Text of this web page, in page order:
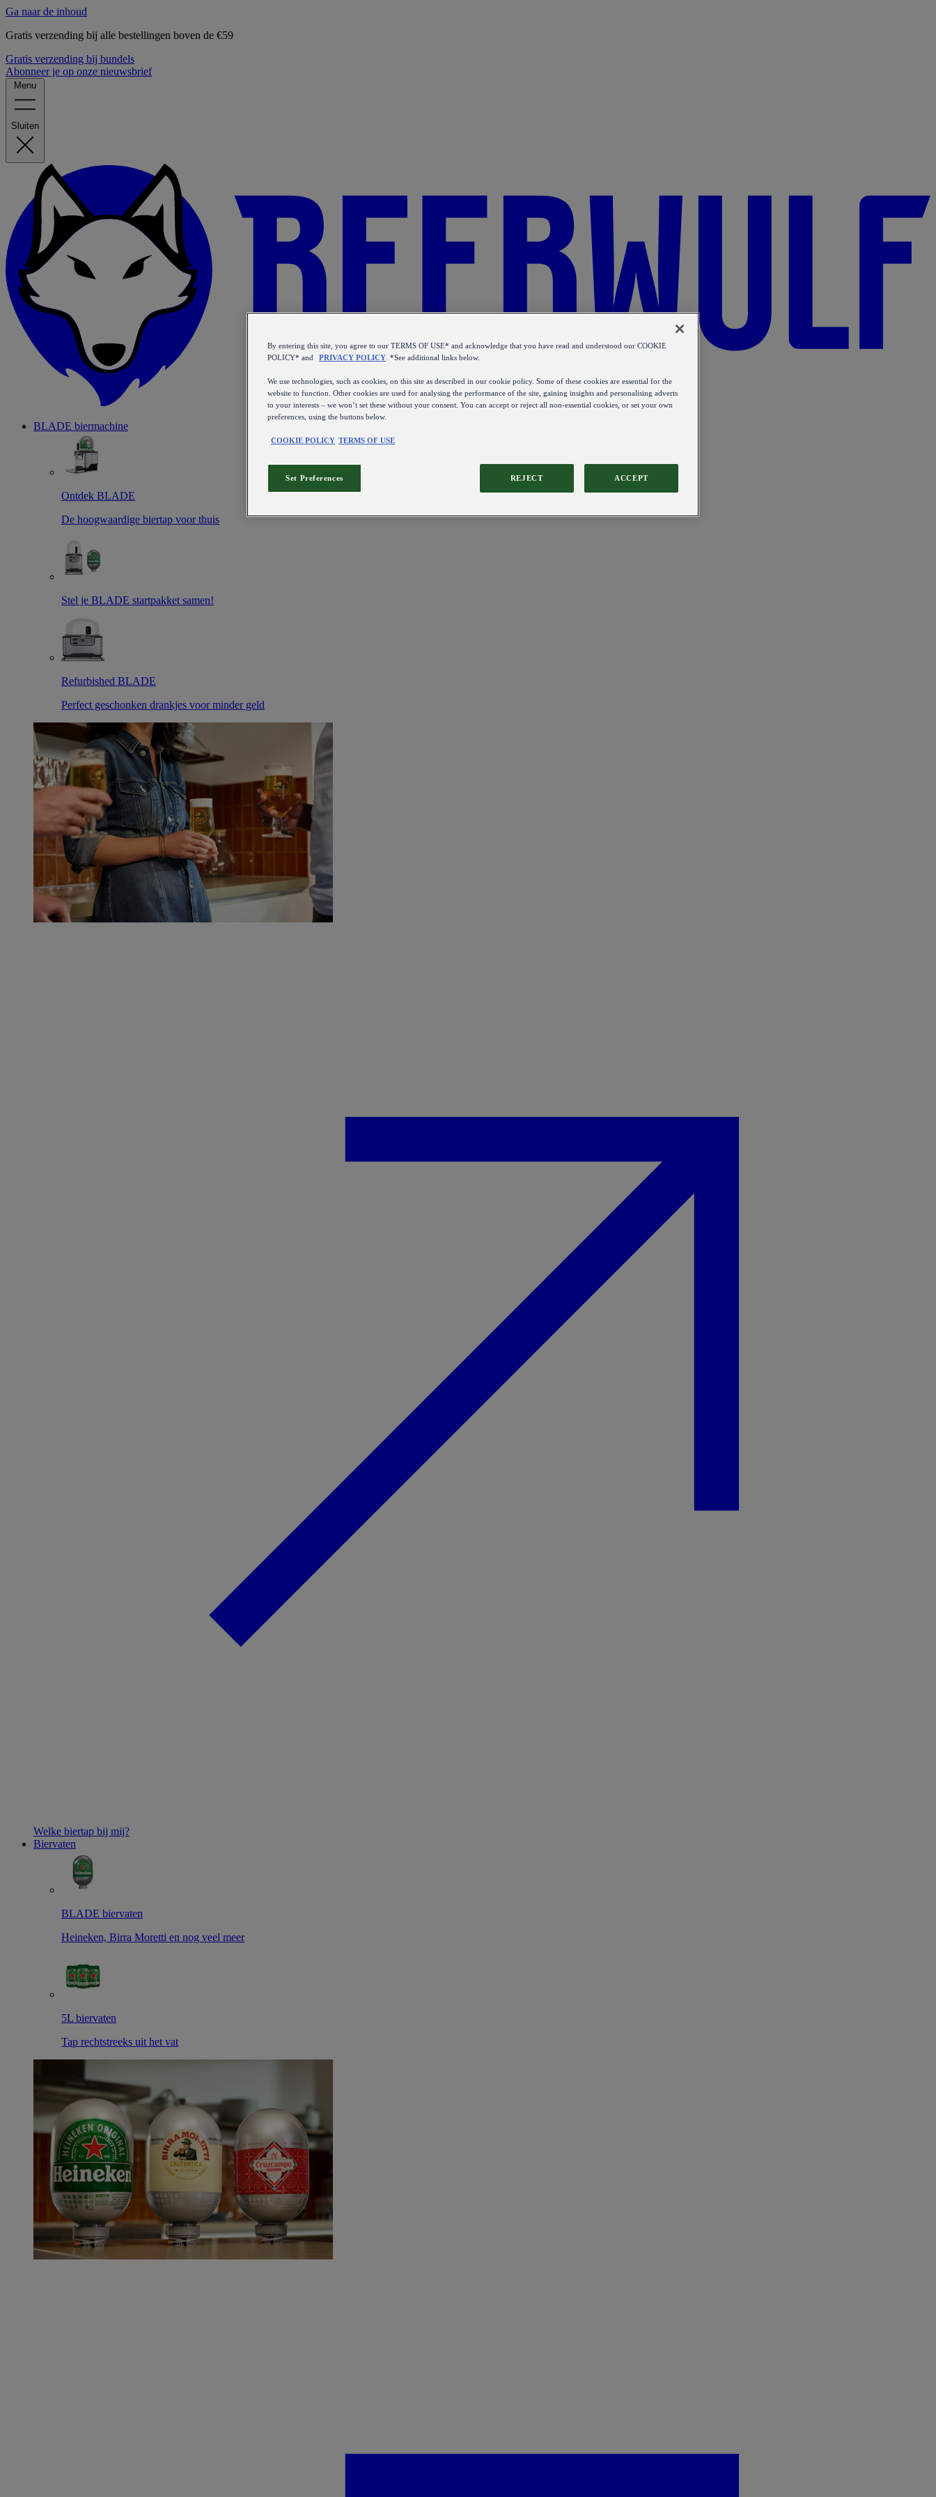
Ga naar de inhoud
Gratis verzending bij alle bestellingen boven de €59
Gratis verzending bij bundels
Abonneer je op onze nieuwsbrief
Menu
Sluiten
BLADE biermachine
Ontdek BLADE
De hoogwaardige biertap voor thuis
Stel je BLADE startpakket samen!
Refurbished BLADE
Perfect geschonken drankjes voor minder geld
Welke biertap bij mij?
Biervaten
BLADE biervaten
Heineken, Birra Moretti en nog veel meer
5L biervaten
Tap rechtstreeks uit het vat
By entering this site, you agree to our TERMS OF USE* and acknowledge that you have read and understood our COOKIE
POLICY* and
PRIVACY POLICY . *See additional links below.
We use technologies, such as cookies, on this site as described in our cookie policy. Some of these cookies are essential for the
website to function. Other cookies are used for analysing the performance of the site, gaining insights and personalising adverts
to your interests – we won’t set these without your consent. You can accept or reject all non-essential cookies, or set your own
preferences, using the buttons below.
COOKIE POLICY TERMS OF USE
REJECT ACCEPT
Set Preferences